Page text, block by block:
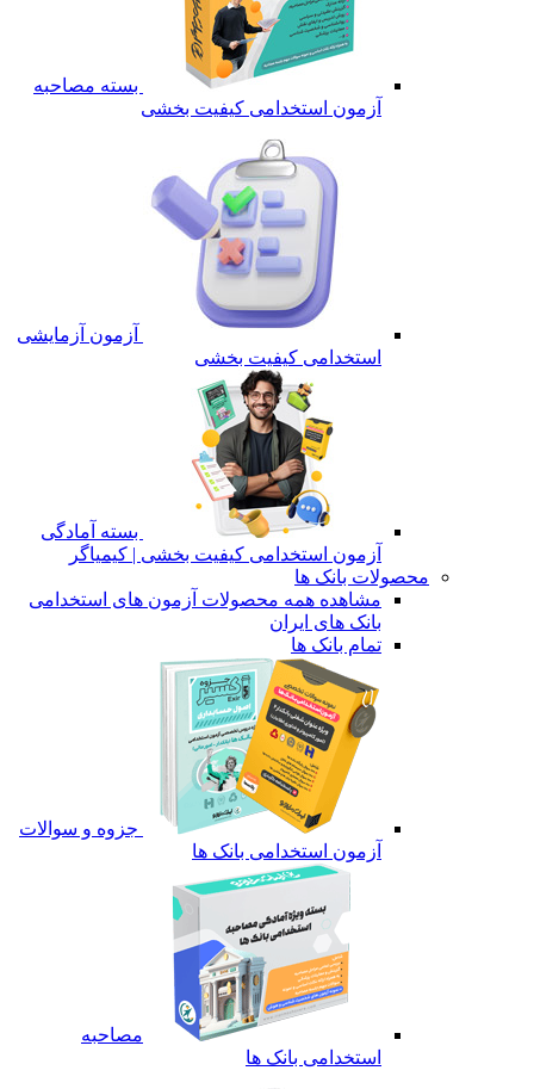
بسته مصاحبه
آزمون استخدامی کیفیت بخشی
آزمون آزمایشی
استخدامی کیفیت بخشی
بسته آمادگی
آزمون استخدامی کیفیت بخشی | کیمیاگر
محصولات بانک ها
مشاهده همه محصولات آزمون های استخدامی
بانک های ایران
تمام بانک ها
جزوه و سوالات
آزمون استخدامی بانک ها
مصاحبه
استخدامی بانک ها